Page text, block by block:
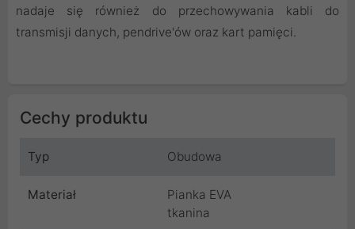
nadaje się również do przechowywania kabli do
transmisji danych, pendrive'ów oraz kart pamięci.
Cechy produktu
Typ Obudowa
Materiał
Pianka EVA
tkanina